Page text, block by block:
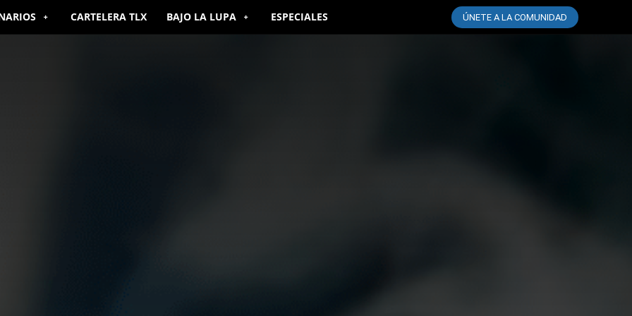
CARTELERA TLX BAJO LA LUPA ESPECIALES ÚNETE A LA COMUNIDAD